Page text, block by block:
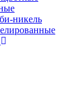
никель